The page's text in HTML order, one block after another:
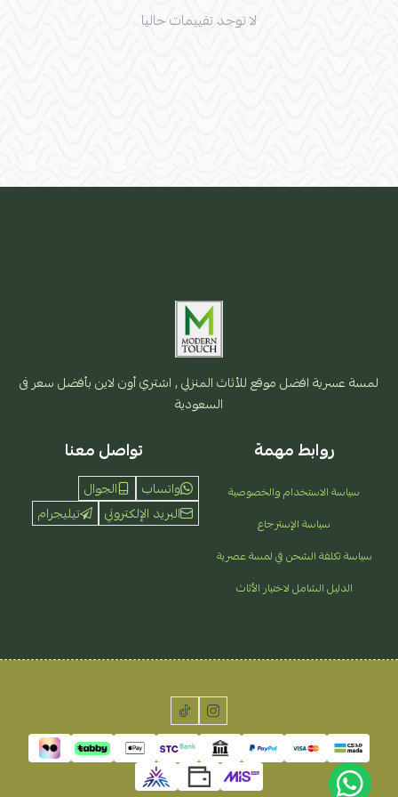
لا توجد تقييمات حاليا
لمسة عسرية افضل موقع للأثاث المنزلي , اشتري أون لاين بأفضل سعر فى
السعودية
روابط مهمة
سياسة الاستخدام والخصوصية
سياسة الإسترجاع
سياسة تكلفة الشحن في لمسة عصرية
الدليل الشامل لاختيار الأثاث
تواصل معنا
واتساب
الجوال
البريد الإلكتروني
تيليجرام